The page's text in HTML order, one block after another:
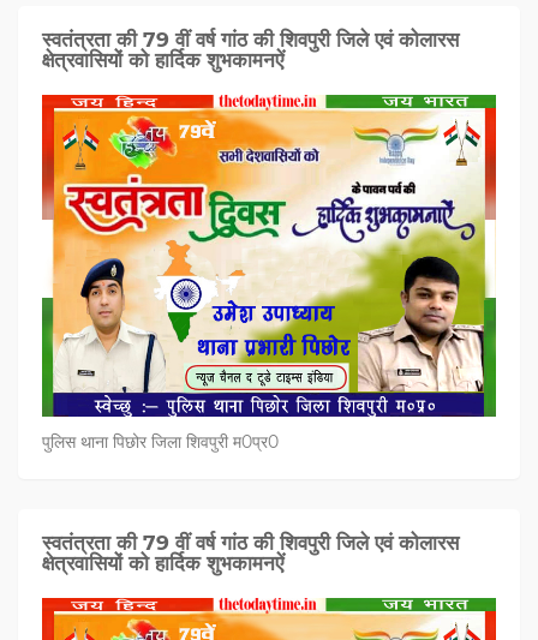
स्वतंत्रता की 79 वीं वर्ष गांठ की शिवपुरी जिले एवं कोलारस
क्षेत्रवासियों को हार्दिक शुभकामनऐं
पुलिस थाना पिछोर जिला शिवपुरी म0प्र0
स्वतंत्रता की 79 वीं वर्ष गांठ की शिवपुरी जिले एवं कोलारस
क्षेत्रवासियों को हार्दिक शुभकामनऐं